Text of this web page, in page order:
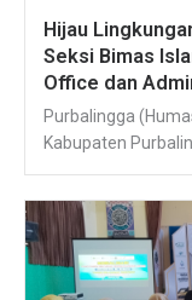
Hijau
Seksi Bimas
Office dan
Purbalingga
Kabupaten